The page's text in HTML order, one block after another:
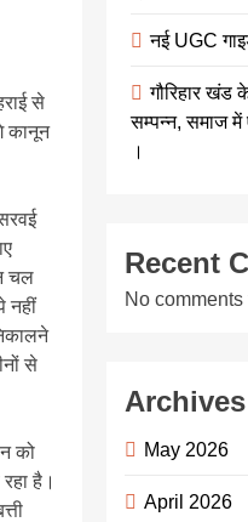
से
कानून
चल
नहीं
से
को
है।
नई UGC
गौरिहार खंड
सम्पन्न, समाज में
।
Recent
No comments
Archives
May 2026
April 2026